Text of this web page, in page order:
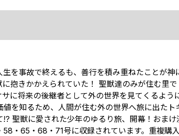
を事故で終えるも、善行を積み重ねたことが神
抱きかかえられていた！ 聖獣達のみが住む里で
将来の後継者として外の世界を見てくるように
値を知るため、人間が住む外の世界へ旅に出たト
聖獣に愛された少年のゆるり旅、開幕！おま
・65・68・71号に収録されています。重複購